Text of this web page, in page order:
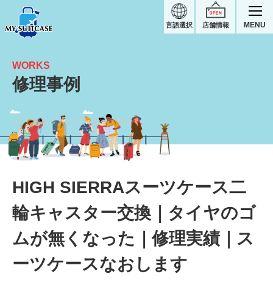
店舗情報
言語選択 MENU
タイヤのゴムが無くなった｜HIGH SIERRA修理実績
WORKS
修理事例
HIGH SIERRAスーツケース二
輪キャスター交換｜タイヤのゴ
ムが無くなった｜修理実績｜ス
ーツケースなおします